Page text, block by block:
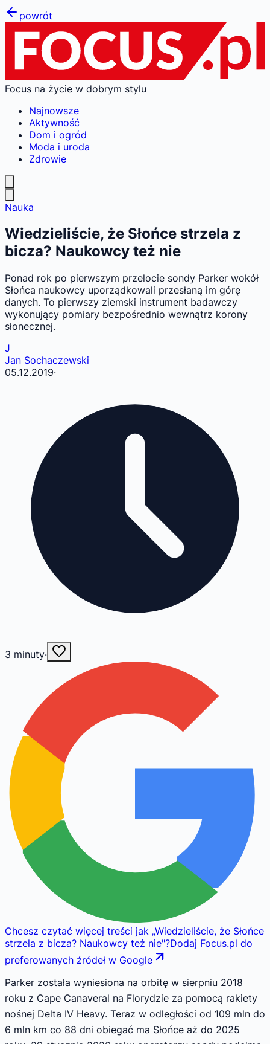
powrót
Focus na życie w dobrym stylu
Najnowsze
Aktywność
Dom i ogród
Moda i uroda
Zdrowie
Nauka
Wiedzieliście, że Słońce strzela z
bicza? Naukowcy też nie
Ponad rok po pierwszym przelocie sondy Parker wokół
Słońca naukowcy uporządkowali przesłaną im górę
danych. To pierwszy ziemski instrument badawczy
wykonujący pomiary bezpośrednio wewnątrz korony
słonecznej.
J
Jan Sochaczewski
05.12.2019·
3 minuty·
Chcesz czytać więcej treści jak „Wiedzieliście, że Słońce
strzela z bicza? Naukowcy też nie"?Dodaj Focus.pl do
preferowanych źródeł w Google
Parker została wyniesiona na orbitę w sierpniu 2018
roku z Cape Canaveral na Florydzie za pomocą rakiety
nośnej Delta IV Heavy. Teraz w odległości od 109 mln do
6 mln km co 88 dni obiegać ma Słońce aż do 2025